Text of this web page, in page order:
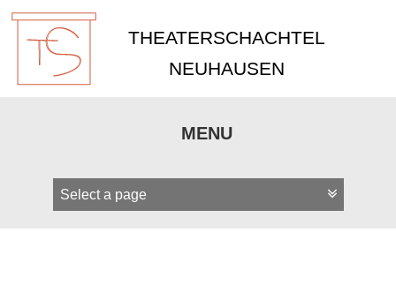
THEATERSCHACHTEL
NEUHAUSEN
MENU
Inhalt